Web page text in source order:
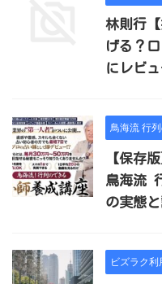
林則行
げる？
にレビュ
鳥海流 行
【保存
鳥海流
の実態
ビズラク